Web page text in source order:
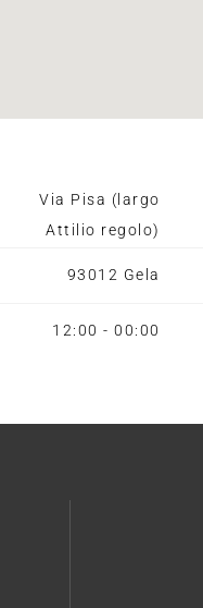
Via Pisa (largo
Attilio regolo)
93012 Gela
12:00 - 00:00